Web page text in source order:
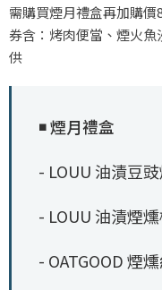
需購買煙月禮盒再加購
券含：烤肉便當、煙火
供
◾ 煙月禮盒
- LOUU 油漬豆
- LOUU 油漬煙
- OATGOOD 煙